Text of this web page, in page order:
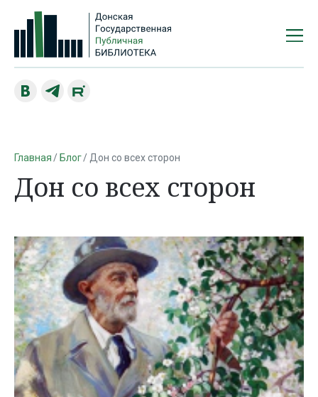
Главная Блог Дон со всех сторон
Дон со всех сторон